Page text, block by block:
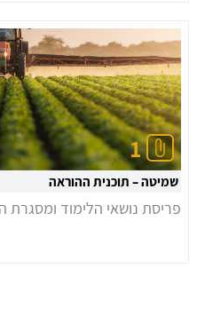
1
שמיטה – תוכנית ההוראה
פריסת נושאי הלימוד ומסגרת